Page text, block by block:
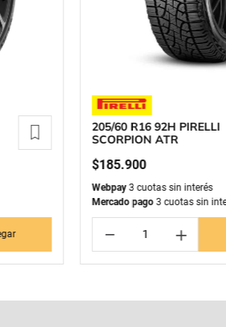
205/60 R16 92H PIRELLI
SCORPION ATR
$185.900
Webpay3 cuotas sin interés
Mercado pago3 cuotas sin
＋
－